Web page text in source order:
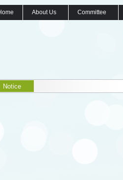
About Us Committee
Notice